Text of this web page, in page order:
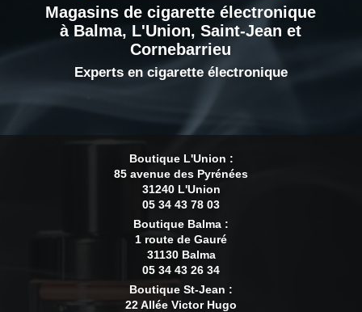
Magasins de cigarette électronique
à Balma, L'Union, Saint-Jean et
Cornebarrieu
Experts en cigarette électronique
Boutique L'Union :
85 avenue des Pyrénées
31240 L'Union
05 34 43 78 03
Boutique Balma :
1 route de Gauré
31130 Balma
05 34 43 26 34
Boutique St-Jean :
22 Allée Victor Hugo